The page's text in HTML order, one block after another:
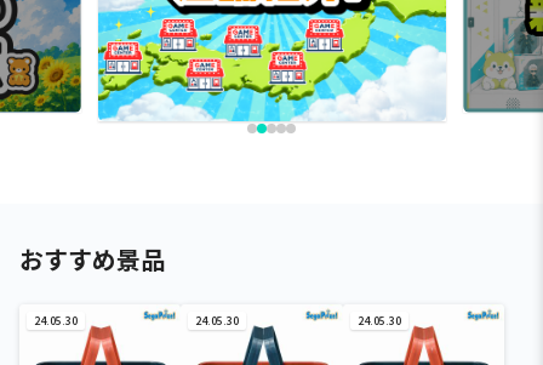
おすすめ景品
24.05.30 24.05.30 24.05.30